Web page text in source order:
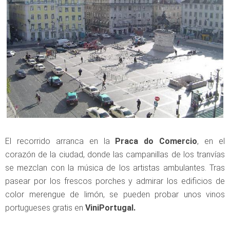
El recorrido arranca en la Praca do Comercio, en el
corazón de la ciudad, donde las campanillas de los tranvías
se mezclan con la música de los artistas ambulantes. Tras
pasear por los frescos porches y admirar los edificios de
color merengue de limón, se pueden probar unos vinos
portugueses gratis en ViniPortugal.